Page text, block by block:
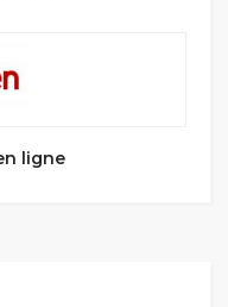
ligne